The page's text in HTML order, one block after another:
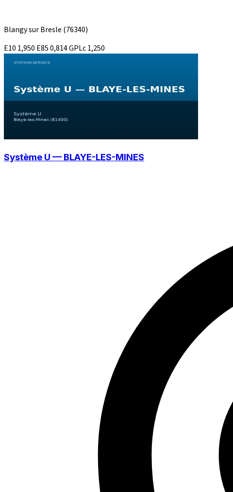
Blangy sur Bresle (76340)
E10 1,950 E850,814GPLc1,250
Système U — BLAYE-LES-MINES